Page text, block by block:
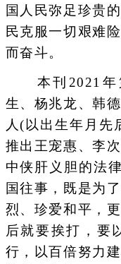
国人民弥足珍贵
民克服一切艰难
而奋斗。
本刊2021年
生、杨兆龙、韩
人(以出生年月先
推出王宠惠、李
中侠肝义胆的法
国往事，既是为
烈、珍爱和平，
后就要挨打，要
行，以百倍努力